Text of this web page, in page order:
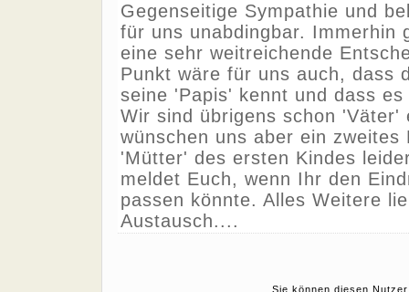
Gegenseitige Sympathie und
für uns unabdingbar. Immerhin
eine sehr weitreichende
Punkt wäre für uns auch, dass
seine 'Papis' kennt und dass
Wir sind übrigens schon 'Väter'
wünschen uns aber ein zweites
'Mütter' des ersten Kindes
meldet Euch, wenn Ihr den
passen könnte. Alles Weitere
Austausch....
Sie können diesen